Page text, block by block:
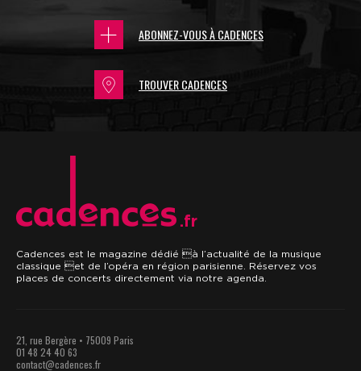
ABONNEZ-VOUS À CADENCES
TROUVER CADENCES
.fr
Cadences est le magazine dédié à l’actualité de la musique
classique et de l’opéra en région parisienne. Réservez vos
places de concerts directement via notre agenda.
21, rue Bergère • 75009 Paris
01 48 24 40 63
contact@cadences.fr